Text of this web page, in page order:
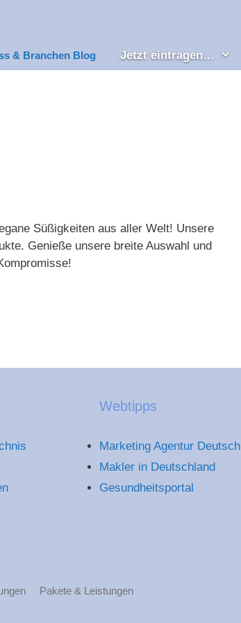
& Branchen Blog Jetzt eintragen…
Süßigkeiten aus aller Welt! Unsere
Genieße unsere breite Auswahl und
Webtipps
Marketing Agentur
Makler in Deutschland
Gesundheitsportal
Pakete & Leistungen